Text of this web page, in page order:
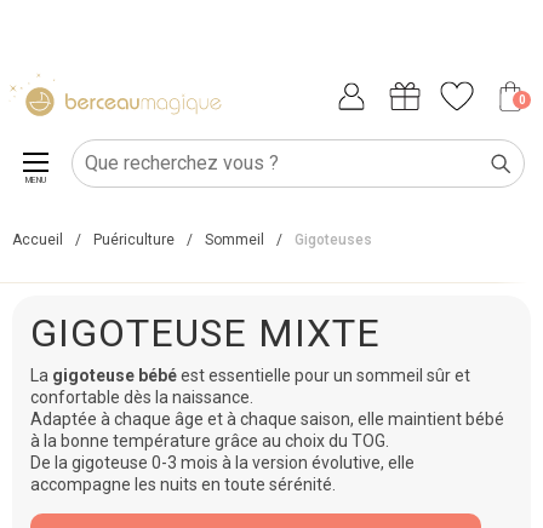
0
MENU
Accueil / Puériculture / Sommeil / Gigoteuses
GIGOTEUSE MIXTE
La gigoteuse bébéest essentielle pour un sommeil sûr et
confortable dès la naissance.
Adaptée à chaque âge et à chaque saison, elle maintient bébé
à la bonne température grâce au choix du TOG.
De la gigoteuse 0-3 mois à la version évolutive, elle
accompagne les nuits en toute sérénité.